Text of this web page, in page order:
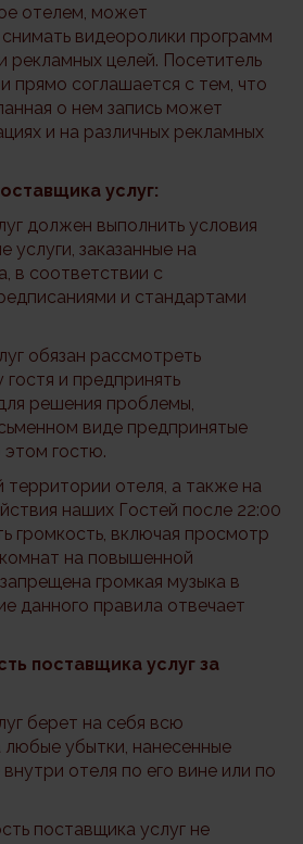
отелем, может
видеоролики программ
рекламных целей. Посетитель
прямо соглашается с тем, что
о нем запись может
и на различных рекламных
услуг:
должен выполнить условия
услуги, заказанные на
в соответствии с
и стандартами
обязан рассмотреть
и предпринять
решения проблемы,
виде предпринятые
гостю.
отеля, а также на
наших Гостей после 22:00
громкость, включая просмотр
на повышенной
громкая музыка в
данного правила отвечает
поставщика услуг за
берет на себя всю
любые убытки, нанесенные
отеля по его вине или по
поставщика услуг не